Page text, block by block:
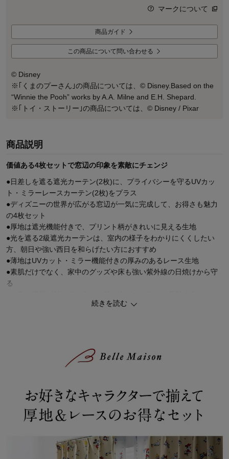
マークについて
商品ガイド
この商品について問い合わせる
© Disney
※｢くまのプーさん｣の商品については、© Disney.Based on the
“Winnie the Pooh” works by A.A. Milne and E.H. Shepard.
※｢トイ・ストーリー｣の商品については、© Disney / Pixar
商品説明
価値ある4枚セットで窓辺の印象を素敵にチェンジ
●日差しを遮る遮光カーテン(2枚)に、プライバシーを守るUVカッ
ト・ミラーレースカーテン(2枚)をプラス
●ディズニーの世界が広がる窓辺が一気に完成して、お得さも魅力
の4枚セット
●厚地は遮光機能付きで、プリント柄がきれいに見える生地
●光を遮る2級遮光カーテンは、室内の様子をわかりにくくしたい
方、朝日や強い西日を和らげたい方におすすめ
●薄地はUVカット・ミラー機能付きの厚みのあるレース生地
●素肌だけでなく、家中のグッズや床も強い紫外線の日焼けから守
る
より部屋の中が見えにくくなる
＜家の中でも UVカット＞
～素肌だけでなく、家具や床も強い紫外線の日焼けから守ります～
ーテンがオススメ
UVカット率も要チェック！
オリジナル商品も多数品揃え！ディズニーファンタジーショップ
続きを読む